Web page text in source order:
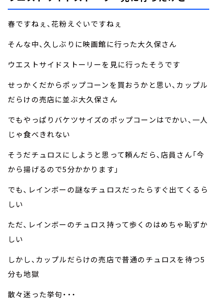
春ですねぇ、花粉えぐいですねぇ
そんな中、久しぶりに映画館に行った大久保さん
ウエストサイドストーリーを見に行ったそうです
せっかくだからポップコーンを買おうかと思い、カップル
だらけの売店に並ぶ大久保さん
でもやっぱりバケツサイズのポップコーンはでかい、一人
じゃ食べきれない
そうだチュロスにしようと思って頼んだら、店員さん「今
から揚げるので5分かかります」
でも、レインボーの謎なチュロスだったらすぐ出てくるら
しい
ただ、レインボーのチュロス持って歩くのはめちゃ恥ずか
しい
しかし、カップルだらけの売店で普通のチュロスを待つ5
分も地獄
散々迷った挙句・・・